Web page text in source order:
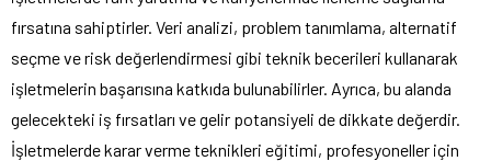
fırsatına sahiptirler. Veri analizi, problem tanımlama, alternatif
seçme ve risk değerlendirmesi gibi teknik becerileri kullanarak
işletmelerin başarısına katkıda bulunabilirler. Ayrıca, bu alanda
gelecekteki iş fırsatları ve gelir potansiyeli de dikkate değerdir.
İşletmelerde karar verme teknikleri eğitimi, profesyoneller için